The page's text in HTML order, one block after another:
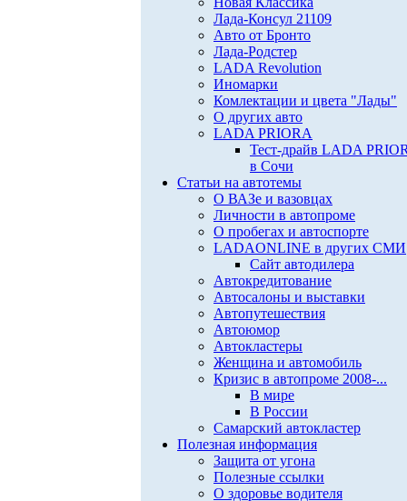
Лада-Консул 21109
Авто от Бронто
Лада-Родстер
LADA Revolution
Иномарки
Комлектации и цвета "Лады"
О других авто
LADA PRIORA
Тест-драйв LADA
в Сочи
Статьи на автотемы
О ВАЗе и вазовцах
Личности в автопроме
О пробегах и автоспорте
LADAONLINE в других СМИ
Сайт автодилера
Автокредитование
Автосалоны и выставки
Автопутешествия
Автоюмор
Автокластеры
Женщина и автомобиль
Кризис в автопроме 2008-...
В мире
В России
Самарский автокластер
Полезная информация
Защита от угона
Полезные ссылки
О здоровье водителя